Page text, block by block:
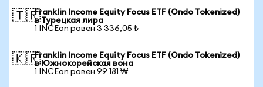
🇹🇷Franklin Income Equity Focus ETF (Ondo Tokenized)
в Турецкая лира
1 INCEon равен 3 336,05 ₺
🇰🇷Franklin Income Equity Focus ETF (Ondo Tokenized)
в Южнокорейская вона
1 INCEon равен 99 181 ₩